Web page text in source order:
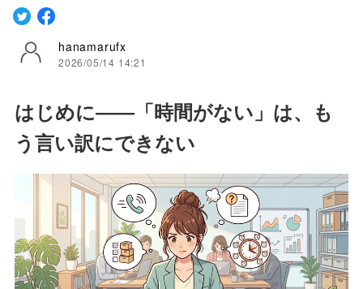
hanamarufx
2026/05/14 14:21
はじめに――「時間がない」は、も
う言い訳にできない